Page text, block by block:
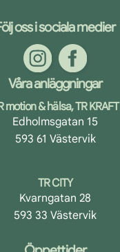
oss i sociala medier
Våra anläggningar
motion & hälsa, TR KRAFT
Edholmsgatan 15
593 61 Västervik
TR CITY
Kvarngatan 28
593 33 Västervik